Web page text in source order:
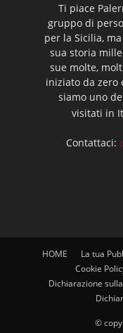
Ti piace
gruppo di
per la Sicilia,
sua storia
sue molte,
iniziato da zero
siamo uno
visitati in
Contattaci:
HOME La tua
Cookie
Dichiarazione
©